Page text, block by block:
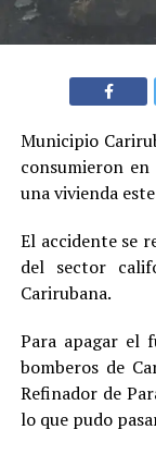
Municipio
consumieron
una vivienda
El accidente se
del sector
Carirubana.
Para apagar el
bomberos de
Refinador de
lo que pudo